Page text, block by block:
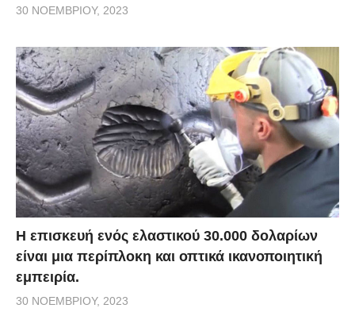
30 ΝΟΕΜΒΡΊΟΥ, 2023
Η επισκευή ενός ελαστικού 30.000 δολαρίων
είναι μια περίπλοκη και οπτικά ικανοποιητική
εμπειρία.
30 ΝΟΕΜΒΡΊΟΥ, 2023